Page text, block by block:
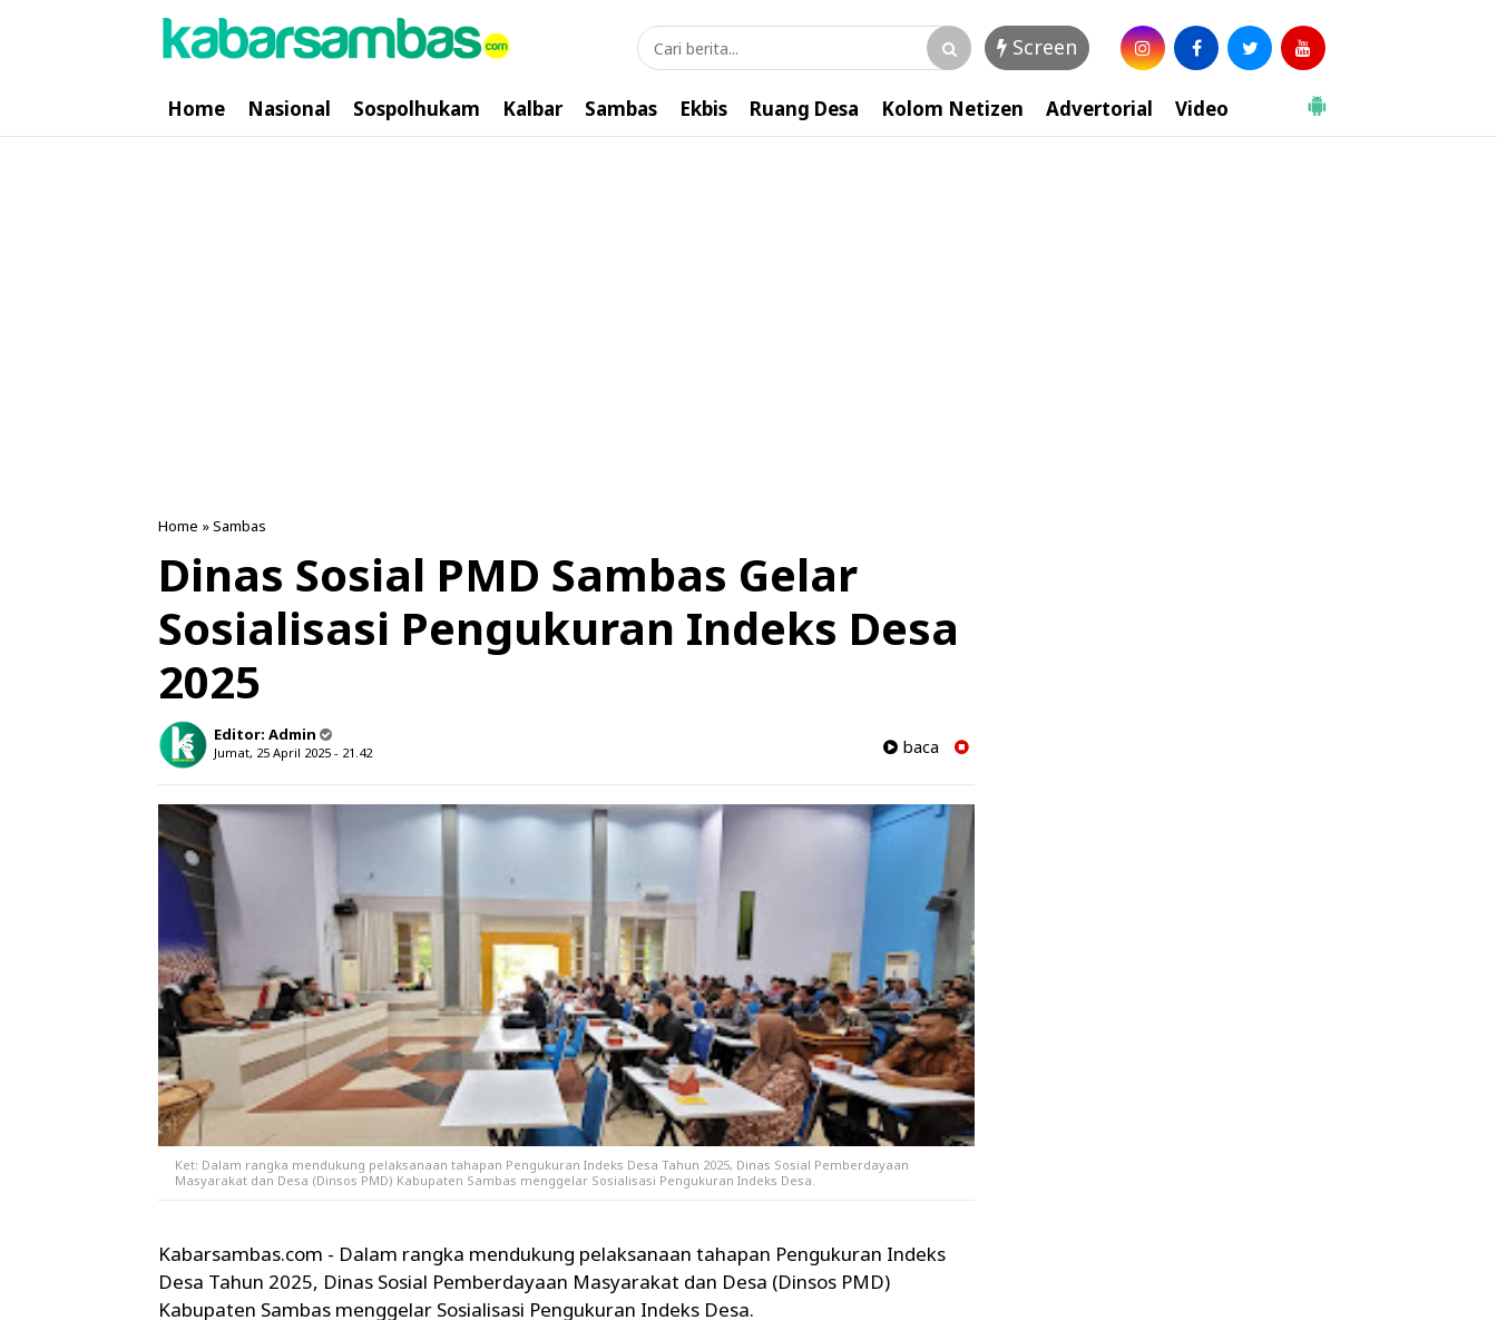
Screen
Home Nasional Sospolhukam Kalbar Sambas Ekbis Ruang Desa Kolom Netizen Advertorial Video
Home »Sambas
Dinas Sosial PMD Sambas Gelar
Sosialisasi Pengukuran Indeks Desa
2025
Editor: Admin
Jumat, 25 April 2025 - 21.42 baca
Ket: Dalam rangka mendukung pelaksanaan tahapan Pengukuran Indeks Desa Tahun 2025, Dinas Sosial Pemberdayaan
Masyarakat dan Desa (Dinsos PMD) Kabupaten Sambas menggelar Sosialisasi Pengukuran Indeks Desa.
Kabarsambas.com - Dalam rangka mendukung pelaksanaan tahapan Pengukuran Indeks
Desa Tahun 2025, Dinas Sosial Pemberdayaan Masyarakat dan Desa (Dinsos PMD)
Kabupaten Sambas menggelar Sosialisasi Pengukuran Indeks Desa.